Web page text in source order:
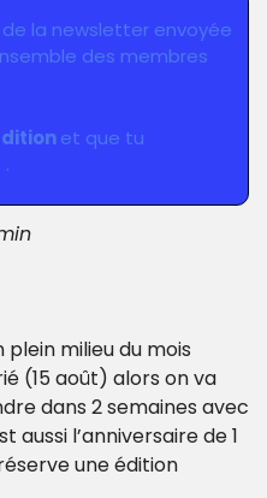
de la newsletter envoyée
des membres
et que tu
.
milieu du mois
(15 août) alors on va
aussi l’anniversaire de 1
une édition